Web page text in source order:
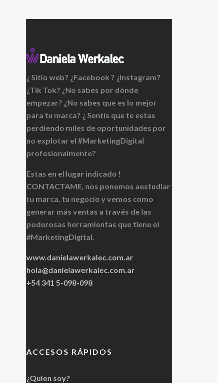
¿ Sitio web? ¿Facebook ? ¿Instagram?
¿Tik Tok? ¿No sabes por dónde
empezar? ¿No sabes que es lo mejor
para tu marca? ¿ Sentís que te estas
perdiendo miles de oportunidades por
no explotar el #MarketingDigital
profesionalmente?
Estas en el lugar indicado !
CONTACTAME, nos ponemos aestudiar
tu marca, tu negocio y vemos como
generar más ventas a través de las
poderosas herramientas que tiene el
#MarketingDigital.
www.danielawerkalec.com.ar
hola@danielawerkalec.com.ar
+54 341 5-098-098
ACCESOS RÁPIDOS
¿Quien soy?